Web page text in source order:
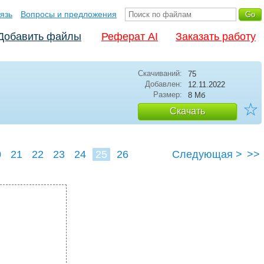
Вопросы и предложения
файлы Реферат AI Заказать работу
Скачиваний:
75
Добавлен:
12.11.2022
Размер:
8 Мб
Скачать ☆
21 22 23 24 25 26 Следующая > >>